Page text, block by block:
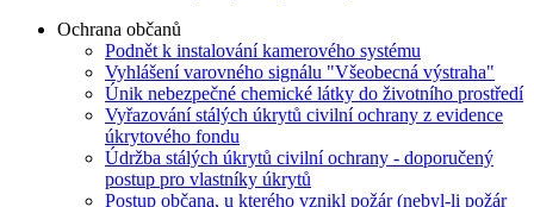
Ochrana občanů
Podnět k instalování kamerového systému
Vyhlášení varovného signálu "Všeobecná výstraha"
Únik nebezpečné chemické látky do životního prostředí
Vyřazování stálých úkrytů civilní ochrany z evidence
úkrytového fondu
Údržba stálých úkrytů civilní ochrany - doporučený
postup pro vlastníky úkrytů
Postup občana, u kterého vznikl požár (nebyl-li požár